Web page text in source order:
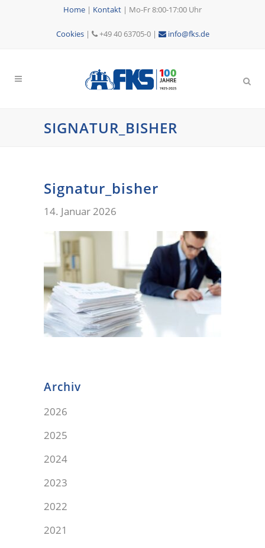
Home | Kontakt | Mo-Fr 8:00-17:00 Uhr
Cookies| +49 40 63705-0 | info@fks.de
SIGNATUR_BISHER
Signatur_bisher
14. Januar 2026
Archiv
2026
2025
2024
2023
2022
2021